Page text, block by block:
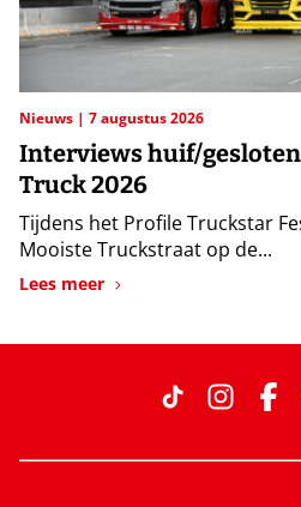
Nieuws 7 augustus 2026
Interviews huif/
Truck 2026
Tijdens het Profile Truckstar
Mooiste Truckstraat op de...
Lees meer